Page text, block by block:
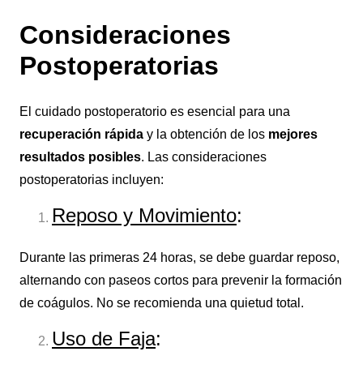
Consideraciones
Postoperatorias
El cuidado postoperatorio es esencial para una
recuperación rápida y la obtención de los mejores
resultados posibles. Las consideraciones
postoperatorias incluyen:
Reposo y Movimiento:
Durante las primeras 24 horas, se debe guardar reposo,
alternando con paseos cortos para prevenir la formación
de coágulos. No se recomienda una quietud total.
Uso de Faja: